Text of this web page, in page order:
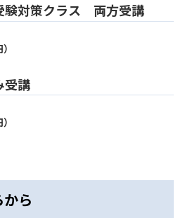
験対策クラス 両方受講
受講
ら